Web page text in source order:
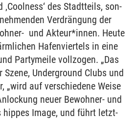
des Stadt­teils, son­
Ver­drängung der
und Ak­teur*in­nen. Heu­te
Ha­fen­vier­tels in eine
Par­ty­mei­le voll­zo­gen. „Das
Un­der­ground Clubs und
„wird auf ver­schie­de­ne Wei­se
neu­er Be­woh­ner- und
hip­pes Image, und führt letzt­